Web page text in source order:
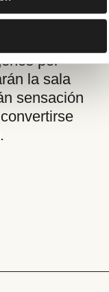
barato
inversión en
por
la sala
sensación